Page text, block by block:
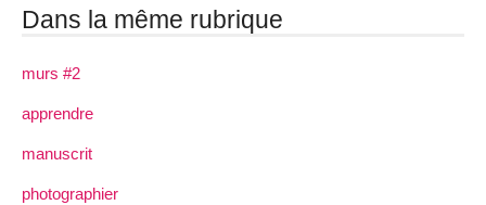
Dans la même rubrique
murs #2
apprendre
manuscrit
photographier